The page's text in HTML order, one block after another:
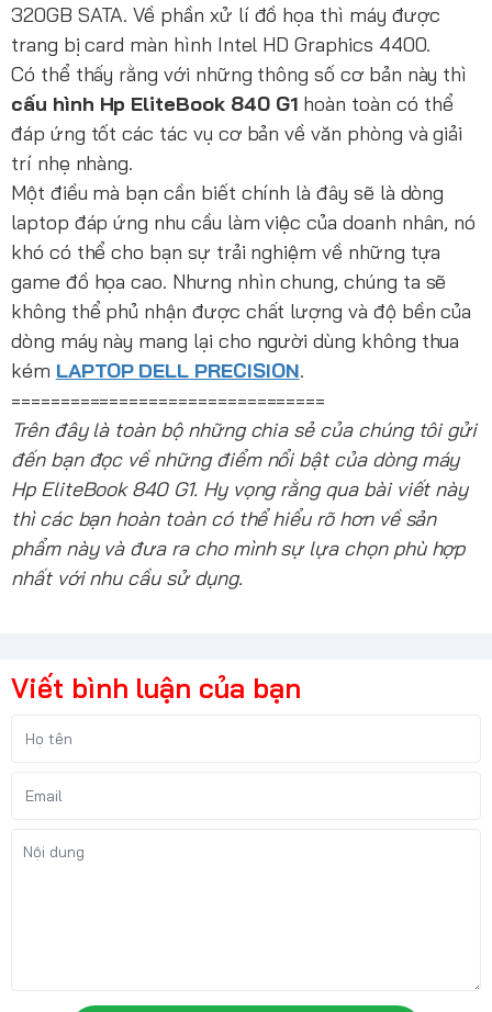
320GB SATA. Về phần xử lí đồ họa thì máy được
trang bị card màn hình Intel HD Graphics 4400.
Có thể thấy rằng với những thông số cơ bản này thì
cấu hình Hp EliteBook 840 G1 hoàn toàn có thể
đáp ứng tốt các tác vụ cơ bản về văn phòng và giải
trí nhẹ nhàng.
Một điều mà bạn cần biết chính là đây sẽ là dòng
laptop đáp ứng nhu cầu làm việc của doanh nhân, nó
khó có thể cho bạn sự trải nghiệm về những tựa
game đồ họa cao. Nhưng nhìn chung, chúng ta sẽ
không thể phủ nhận được chất lượng và độ bền của
dòng máy này mang lại cho người dùng không thua
kém LAPTOP DELL PRECISION.
================================
Trên đây là toàn bộ những chia sẻ của chúng tôi gửi
đến bạn đọc về những điểm nổi bật của dòng máy
Hp EliteBook 840 G1. Hy vọng rằng qua bài viết này
thì các bạn hoàn toàn có thể hiểu rõ hơn về sản
phẩm này và đưa ra cho mình sự lựa chọn phù hợp
nhất với nhu cầu sử dụng.
Viết bình luận của bạn